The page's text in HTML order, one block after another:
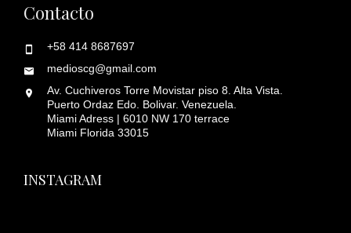
Contacto
+58 414 8687697
medioscg@gmail.com
Av. Cuchiveros Torre Movistar piso 8. Alta Vista.
Puerto Ordaz Edo. Bolivar. Venezuela.
Miami Adress | 6010 NW 170 terrace
Miami Florida 33015
INSTAGRAM